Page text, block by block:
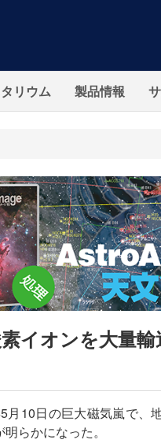
リウム 製品情報
イオンを大量
10日の巨大磁気嵐で、
らかになった。